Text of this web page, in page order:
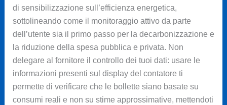
di sensibilizzazione sull’efficienza energetica,
sottolineando come il monitoraggio attivo da parte
dell’utente sia il primo passo per la decarbonizzazione e
la riduzione della spesa pubblica e privata. Non
delegare al fornitore il controllo dei tuoi dati: usare le
informazioni presenti sul display del contatore ti
permette di verificare che le bollette siano basate su
consumi reali e non su stime approssimative, mettendoti